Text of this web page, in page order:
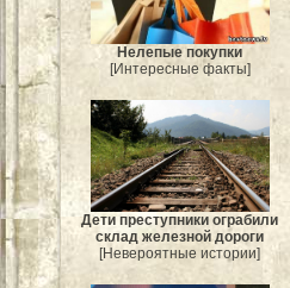
Нелепые покупки
[Интересные факты]
Дети преступники ограбили
склад железной дороги
[Невероятные истории]